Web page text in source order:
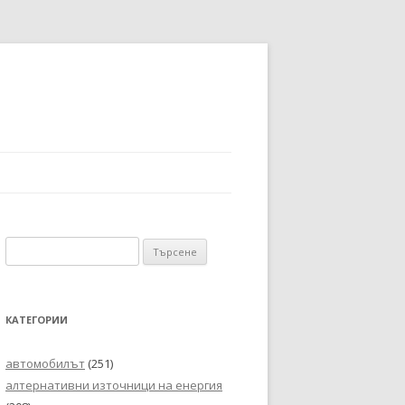
за:
КАТЕГОРИИ
автомобилът (251)
алтернативни източници на енергия